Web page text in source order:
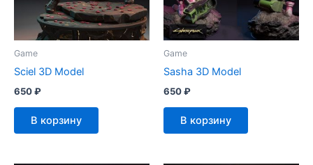
Game
Sciel 3D Model
650₽
В корзину
Game
Sasha 3D Model
650₽
В корзину